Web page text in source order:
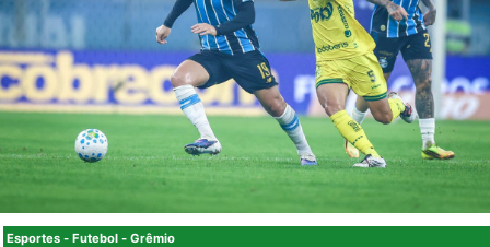
Esportes - Futebol - Grêmio